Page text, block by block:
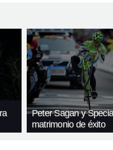
Peter Sagan y
matrimonio de éxito